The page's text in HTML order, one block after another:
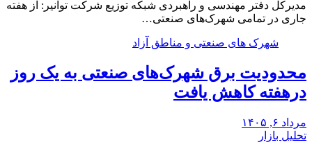
مدیرکل دفتر مهندسی و راهبردی شبکه توزیع شرکت توانیر: از هفته
جاری در تمامی شهرک‌های صنعتی…
شهرک های صنعتی و مناطق آزاد
محدودیت برق شهرک‌های صنعتی به یک روز
درهفته کاهش یافت
مرداد ۶, ۱۴۰۵
تحلیل بازار